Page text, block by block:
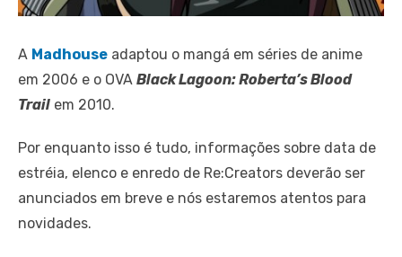
A Madhouse adaptou o mangá em séries de anime
em 2006 e o OVA Black Lagoon: Roberta’s Blood
Trail em 2010.
Por enquanto isso é tudo, informações sobre data de
estréia, elenco e enredo de Re:Creators deverão ser
anunciados em breve e nós estaremos atentos para
novidades.